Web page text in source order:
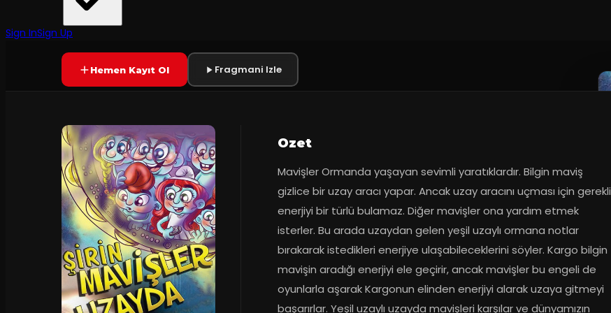
Sign InSign UpYAKINDA Yetersiz oy
Hemen Kayıt Ol Fragmani Izle
Ozet
Mavişler Ormanda yaşayan sevimli yaratıklardır. Bilgin maviş
gizlice bir uzay aracı yapar. Ancak uzay aracını uçması için gerekli
enerjiyi bir türlü bulamaz. Diğer mavişler ona yardım etmek
isterler. Bu arada uzaydan gelen yeşil uzaylı ormana notlar
bırakarak istedikleri enerjiye ulaşabileceklerini söyler. Kargo bilgin
mavişin aradığı enerjiyi ele geçirir, ancak mavişler bu engeli de
oyunlarla aşarak Kargonun elinden enerjiyi alarak uzaya gitmeyi
başarırlar. Yeşil uzaylı uzayda mavişleri karşılar ve dünyamızın